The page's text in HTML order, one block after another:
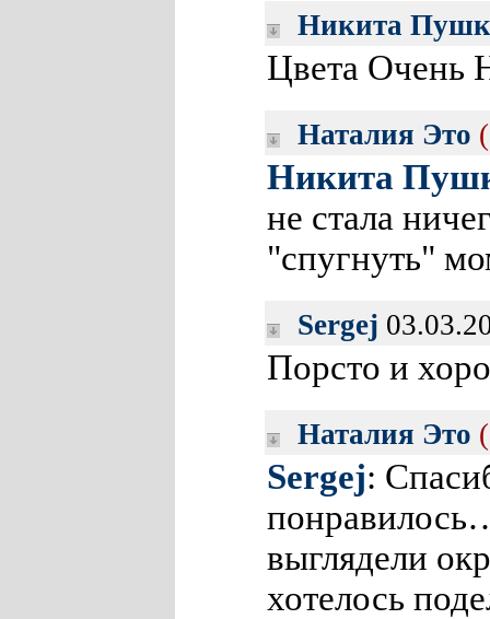
Никита
Цвета Очень
Наталия Это
Никита
не стала
"спугнуть"
Sergej
Порсто и
Наталия Это
Sergej:
выглядели
хотелось